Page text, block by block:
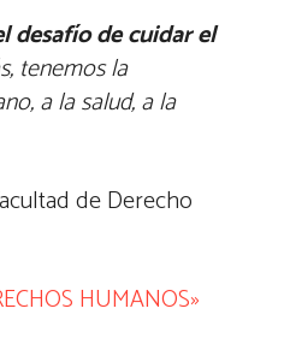
desafío de cuidar el
tenemos la
a la salud, a la
de Derecho
HUMANOS»